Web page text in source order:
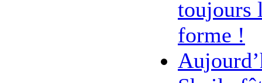
toujours
forme !